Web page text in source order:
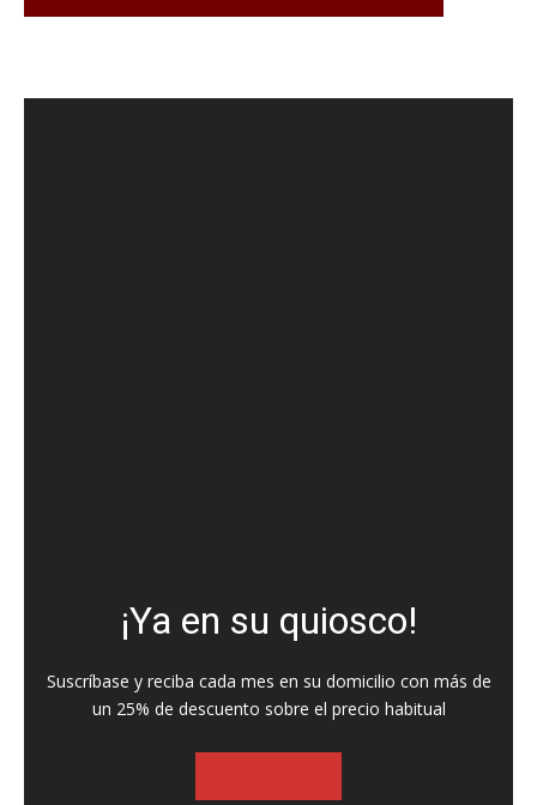
¡Ya en su quiosco!
Suscríbase y reciba cada mes en su domicilio con más de
un 25% de descuento sobre el precio habitual